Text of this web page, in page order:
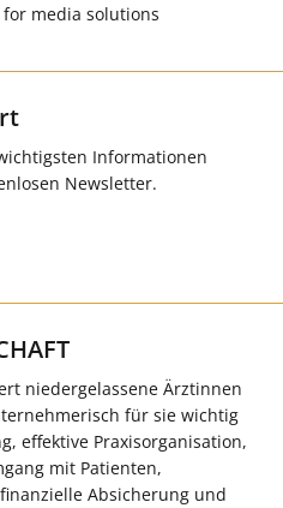
media solutions
Informationen
Newsletter.
niedergelassene Ärztinnen
für sie wichtig
effektive Praxisorganisation,
mit Patienten,
Absicherung und